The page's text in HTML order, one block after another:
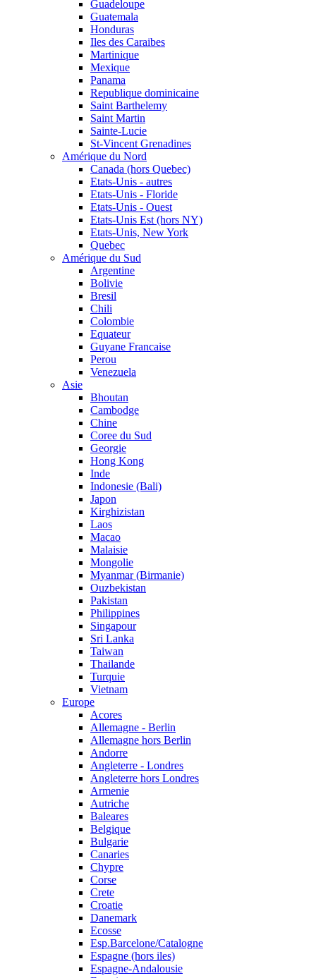
Guadeloupe
Guatemala
Honduras
Iles des Caraibes
Martinique
Mexique
Panama
Republique dominicaine
Saint Barthelemy
Saint Martin
Sainte-Lucie
St-Vincent Grenadines
Amérique du Nord
Canada (hors Quebec)
Etats-Unis - autres
Etats-Unis - Floride
Etats-Unis - Ouest
Etats-Unis Est (hors NY)
Etats-Unis, New York
Quebec
Amérique du Sud
Argentine
Bolivie
Bresil
Chili
Colombie
Equateur
Guyane Francaise
Perou
Venezuela
Asie
Bhoutan
Cambodge
Chine
Coree du Sud
Georgie
Hong Kong
Inde
Indonesie (Bali)
Japon
Kirghizistan
Laos
Macao
Malaisie
Mongolie
Myanmar (Birmanie)
Ouzbekistan
Pakistan
Philippines
Singapour
Sri Lanka
Taiwan
Thailande
Turquie
Vietnam
Europe
Acores
Allemagne - Berlin
Allemagne hors Berlin
Andorre
Angleterre - Londres
Angleterre hors Londres
Armenie
Autriche
Baleares
Belgique
Bulgarie
Canaries
Chypre
Corse
Crete
Croatie
Danemark
Ecosse
Esp.Barcelone/Catalogne
Espagne (hors iles)
Espagne-Andalousie